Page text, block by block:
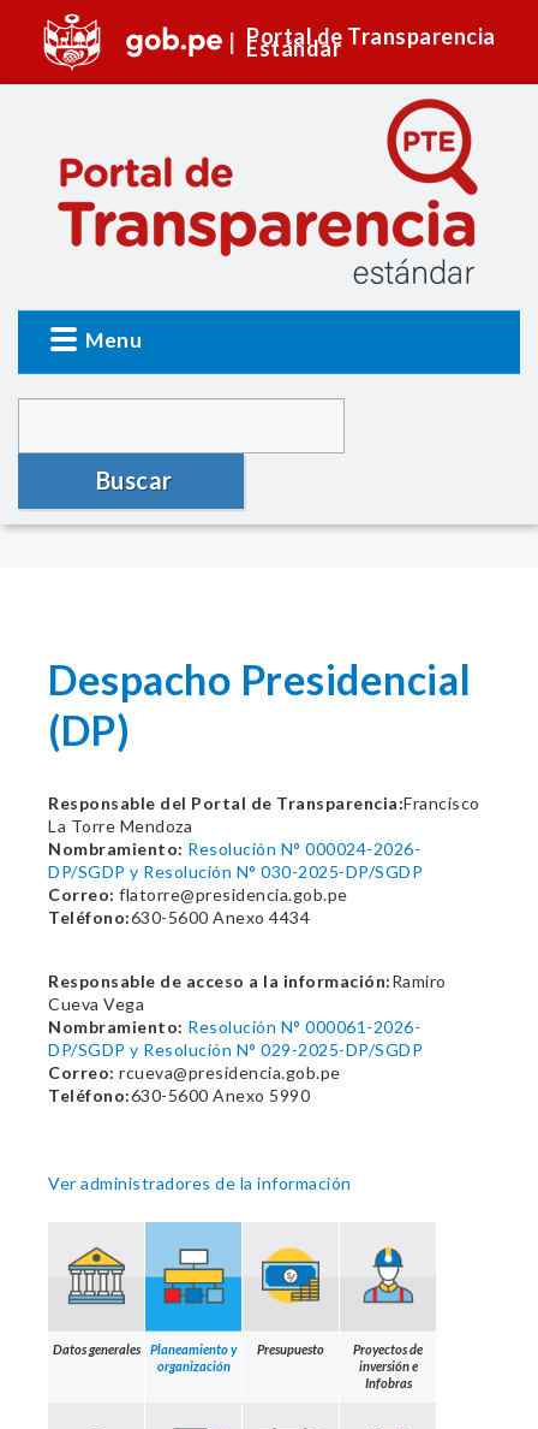
Portal de Transparencia
Estándar
Menu
Buscar
Despacho Presidencial
(DP)
Responsable del Portal de Transparencia:Francisco
La Torre Mendoza
Nombramiento: Resolución N° 000024-2026-
DP/SGDP y Resolución N° 030-2025-DP/SGDP
Correo: flatorre@presidencia.gob.pe
Teléfono:630-5600 Anexo 4434
Responsable de acceso a la información:Ramiro
Cueva Vega
Nombramiento: Resolución N° 000061-2026-
DP/SGDP y Resolución N° 029-2025-DP/SGDP
Correo: rcueva@presidencia.gob.pe
Teléfono:630-5600 Anexo 5990
Ver administradores de la información
Datos generales
Planeamiento y
organización
Presupuesto
Proyectos de
inversión e
Infobras